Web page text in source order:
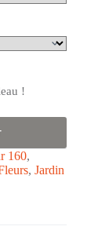
!
160,
, Jardin